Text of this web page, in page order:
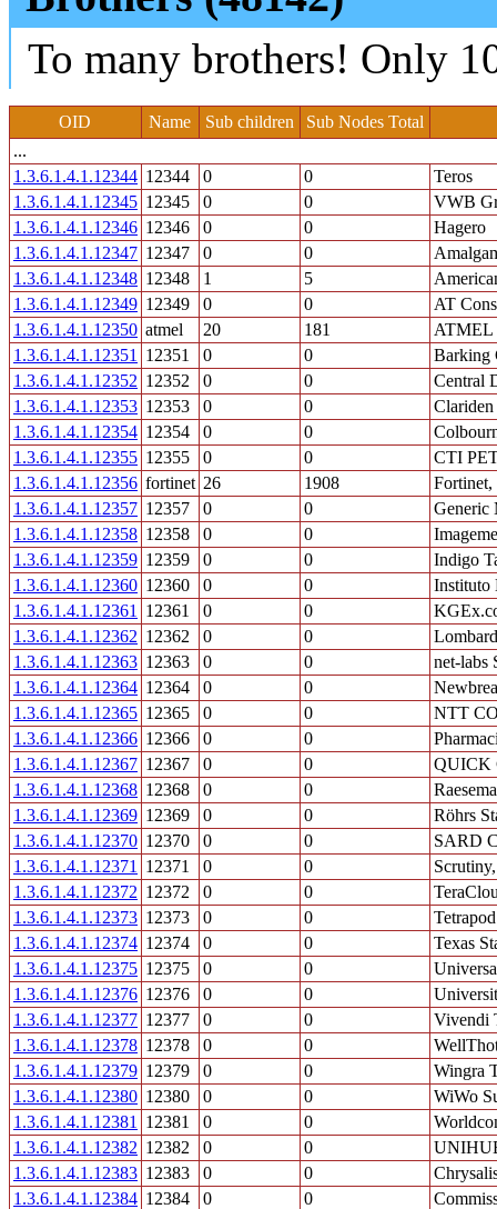
To many brothers! Only
OID Name Sub children
Sub Nodes Total
...
1.3.6.1.4.1.12344 12344 0 0
Teros
1.3.6.1.4.1.12345 12345 0 0
VWB
1.3.6.1.4.1.12346 12346 0 0
Hagero
1.3.6.1.4.1.12347 12347 0 0
1.3.6.1.4.1.12348 12348 1 5
1.3.6.1.4.1.12349 12349 0 0
AT
1.3.6.1.4.1.12350 atmel 20 181
ATMEL
1.3.6.1.4.1.12351
12351 0 0
Barking
1.3.6.1.4.1.12352 12352 0 0
Central
1.3.6.1.4.1.12353 12353 0 0
1.3.6.1.4.1.12354 12354 0 0
1.3.6.1.4.1.12355 12355 0 0
CTI
1.3.6.1.4.1.12356 fortinet 26 1908
Fortinet,
1.3.6.1.4.1.12357 12357 0 0
Generic
1.3.6.1.4.1.12358 12358 0 0
1.3.6.1.4.1.12359 12359 0 0
Indigo
1.3.6.1.4.1.12360 12360 0 0
Instituto
1.3.6.1.4.1.12361
12361 0 0
1.3.6.1.4.1.12362 12362 0 0
1.3.6.1.4.1.12363 12363 0 0
net-labs
1.3.6.1.4.1.12364 12364 0 0
1.3.6.1.4.1.12365 12365 0 0
NTT
1.3.6.1.4.1.12366 12366 0 0
1.3.6.1.4.1.12367 12367 0 0
QUICK
1.3.6.1.4.1.12368 12368 0 0
1.3.6.1.4.1.12369 12369 0 0
Röhrs
1.3.6.1.4.1.12370 12370 0 0
SARD
1.3.6.1.4.1.12371
12371 0 0
1.3.6.1.4.1.12372 12372 0 0
1.3.6.1.4.1.12373 12373 0 0
1.3.6.1.4.1.12374 12374 0 0
Texas
1.3.6.1.4.1.12375 12375 0 0
1.3.6.1.4.1.12376 12376 0 0
1.3.6.1.4.1.12377 12377 0 0
Vivendi
1.3.6.1.4.1.12378 12378 0 0
1.3.6.1.4.1.12379 12379 0 0
Wingra
1.3.6.1.4.1.12380 12380 0 0
WiWo
1.3.6.1.4.1.12381
12381 0 0
1.3.6.1.4.1.12382 12382 0 0
1.3.6.1.4.1.12383 12383 0 0
1.3.6.1.4.1.12384 12384 0 0